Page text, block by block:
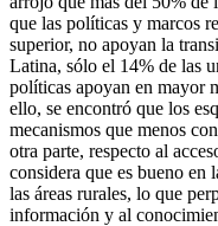
que las políticas y marcos
superior, no apoyan la
Latina, sólo el 14% de las
políticas apoyan en mayor
ello, se encontró que los
mecanismos que menos
otra parte, respecto al
considera que es bueno en
las áreas rurales, lo que
información y al